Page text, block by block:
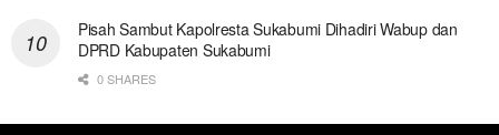
Pisah Sambut Kapolresta Sukabumi Dihadiri Wabup dan
DPRD Kabupaten Sukabumi
0 SHARES